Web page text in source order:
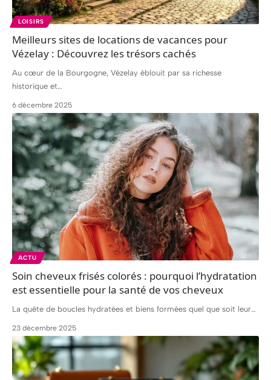
LOISIRS
Meilleurs sites de locations de vacances pour
Vézelay : Découvrez les trésors cachés
Au cœur de la Bourgogne, Vézelay éblouit par sa richesse
historique et…
6 décembre 2025
ACTU
Soin cheveux frisés colorés : pourquoi l’hydratation
est essentielle pour la santé de vos cheveux
La quête de boucles hydratées et biens formées quel que soit leur…
23 décembre 2025